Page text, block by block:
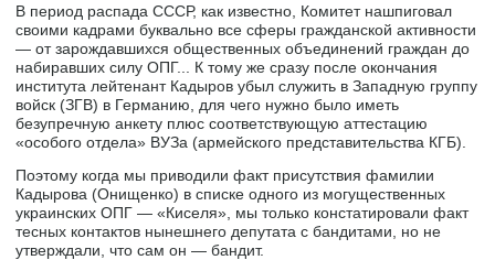
В период распада СССР, как известно, Комитет нашпиговал
своими кадрами буквально все сферы гражданской активности
— от зарождавшихся общественных объединений граждан до
набиравших силу ОПГ... К тому же сразу после окончания
института лейтенант Кадыров убыл служить в Западную группу
войск (ЗГВ) в Германию, для чего нужно было иметь
безупречную анкету плюс соответствующую аттестацию
«особого отдела» ВУЗа (армейского представительства КГБ).
Поэтому когда мы приводили факт присутствия фамилии
Кадырова (Онищенко) в списке одного из могущественных
украинских ОПГ — «Киселя», мы только констатировали факт
тесных контактов нынешнего депутата с бандитами, но не
утверждали, что сам он — бандит.